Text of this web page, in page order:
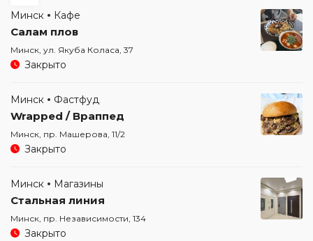
Минск
Кафе
Салам плов
Минск, ул. Якуба Коласа, 37
Закрыто
Минск Фастфуд
Wrapped / Враппед
Минск, пр. Машерова, 11/2
Закрыто
Минск Магазины
Стальная линия
Минск, пр. Независимости, 134
Закрыто